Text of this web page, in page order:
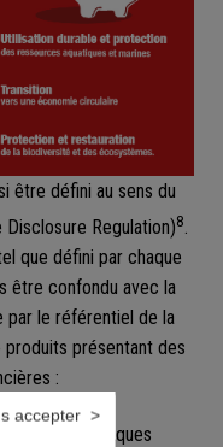
être défini au sens du
Regulation)8.
que défini par chaque
être confondu avec la
par le référentiel de la
présentant des
:
caractéristiques
accepter